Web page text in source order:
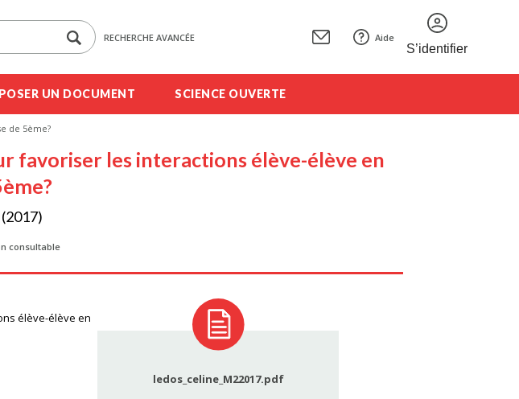
RECHERCHE AVANCÉE Aide
S’identifier
UN DOCUMENT SCIENCE OUVERTE
de 5ème?
favoriser les interactions élève-élève en
consultable
élève-élève en
ledos_celine_M22017.pdf